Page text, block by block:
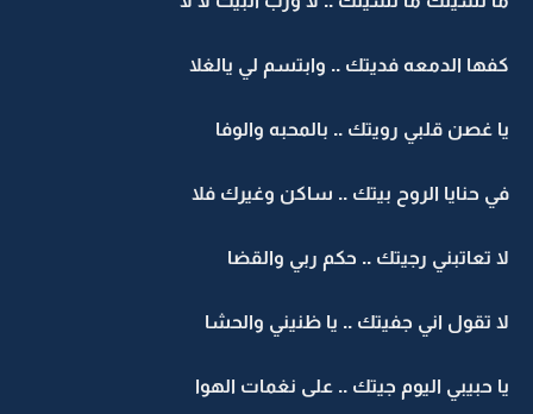
كفها الدمعه فديتك .. وابتسم لي يالغلا
يا غصن قلبي رويتك .. بالمحبه والوفا
في حنايا الروح بيتك .. ساكن وغيرك فلا
لا تعاتبني رجيتك .. حكم ربي والقضا
لا تقول اني جفيتك .. يا ظنيني والحشا
يا حبيبي اليوم جيتك .. على نغمات الهوا